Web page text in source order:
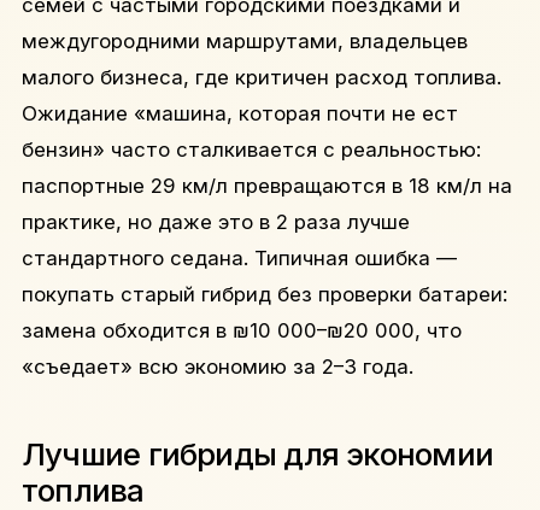
междугородними маршрутами, владельцев
малого бизнеса, где критичен расход топлива.
Ожидание «машина, которая почти не ест
бензин» часто сталкивается с реальностью:
паспортные 29 км/л превращаются в 18 км/л на
практике, но даже это в 2 раза лучше
стандартного седана. Типичная ошибка —
покупать старый гибрид без проверки батареи:
замена обходится в ₪10 000–₪20 000, что
«съедает» всю экономию за 2–3 года.
Лучшие гибриды для экономии
топлива